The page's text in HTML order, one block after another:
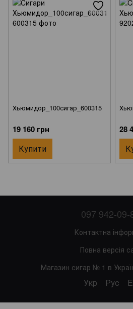
Хьюмидор_100сигар_600315
19 160 грн
Купити
28
097 942-09-
Контактна
Повна версія
Магазин сигар № 1 в
Укр Рус